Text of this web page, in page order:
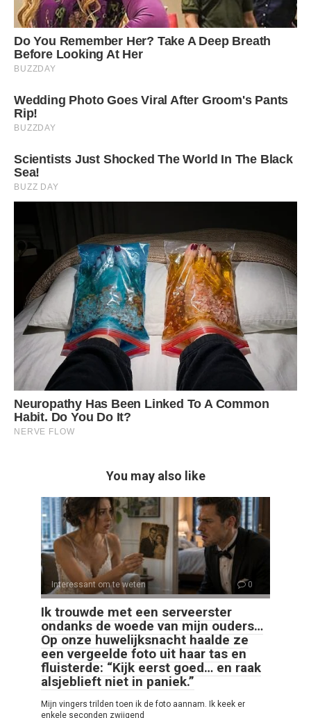
You may also like
Interessant om te weten 0
Ik trouwde met een serveerster
ondanks de woede van mijn ouders…
Op onze huwelijksnacht haalde ze
een vergeelde foto uit haar tas en
fluisterde: “Kijk eerst goed… en raak
alsjeblieft niet in paniek.”
Mijn vingers trilden toen ik de foto aannam. Ik keek er
enkele seconden zwijgend